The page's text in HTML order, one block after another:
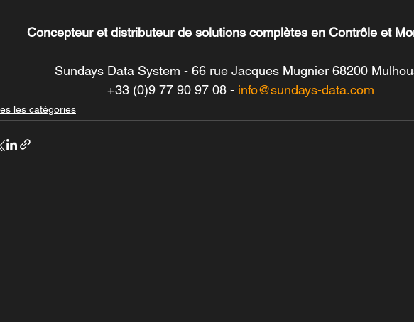
Concepteur et distributeur de solutions complètes en Contrôle et
Sundays Data System - 66 rue Jacques Mugnier 68200
+33 (0)9 77 90 97 08 - info@sundays-data.com
les catégories